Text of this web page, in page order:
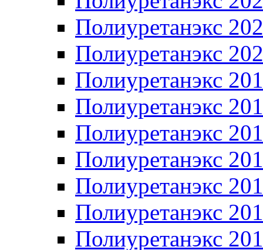
Полиуретанэкс
Полиуретанэкс
Полиуретанэкс
Полиуретанэкс
Полиуретанэкс
Полиуретанэкс
Полиуретанэкс
Полиуретанэкс
Полиуретанэкс